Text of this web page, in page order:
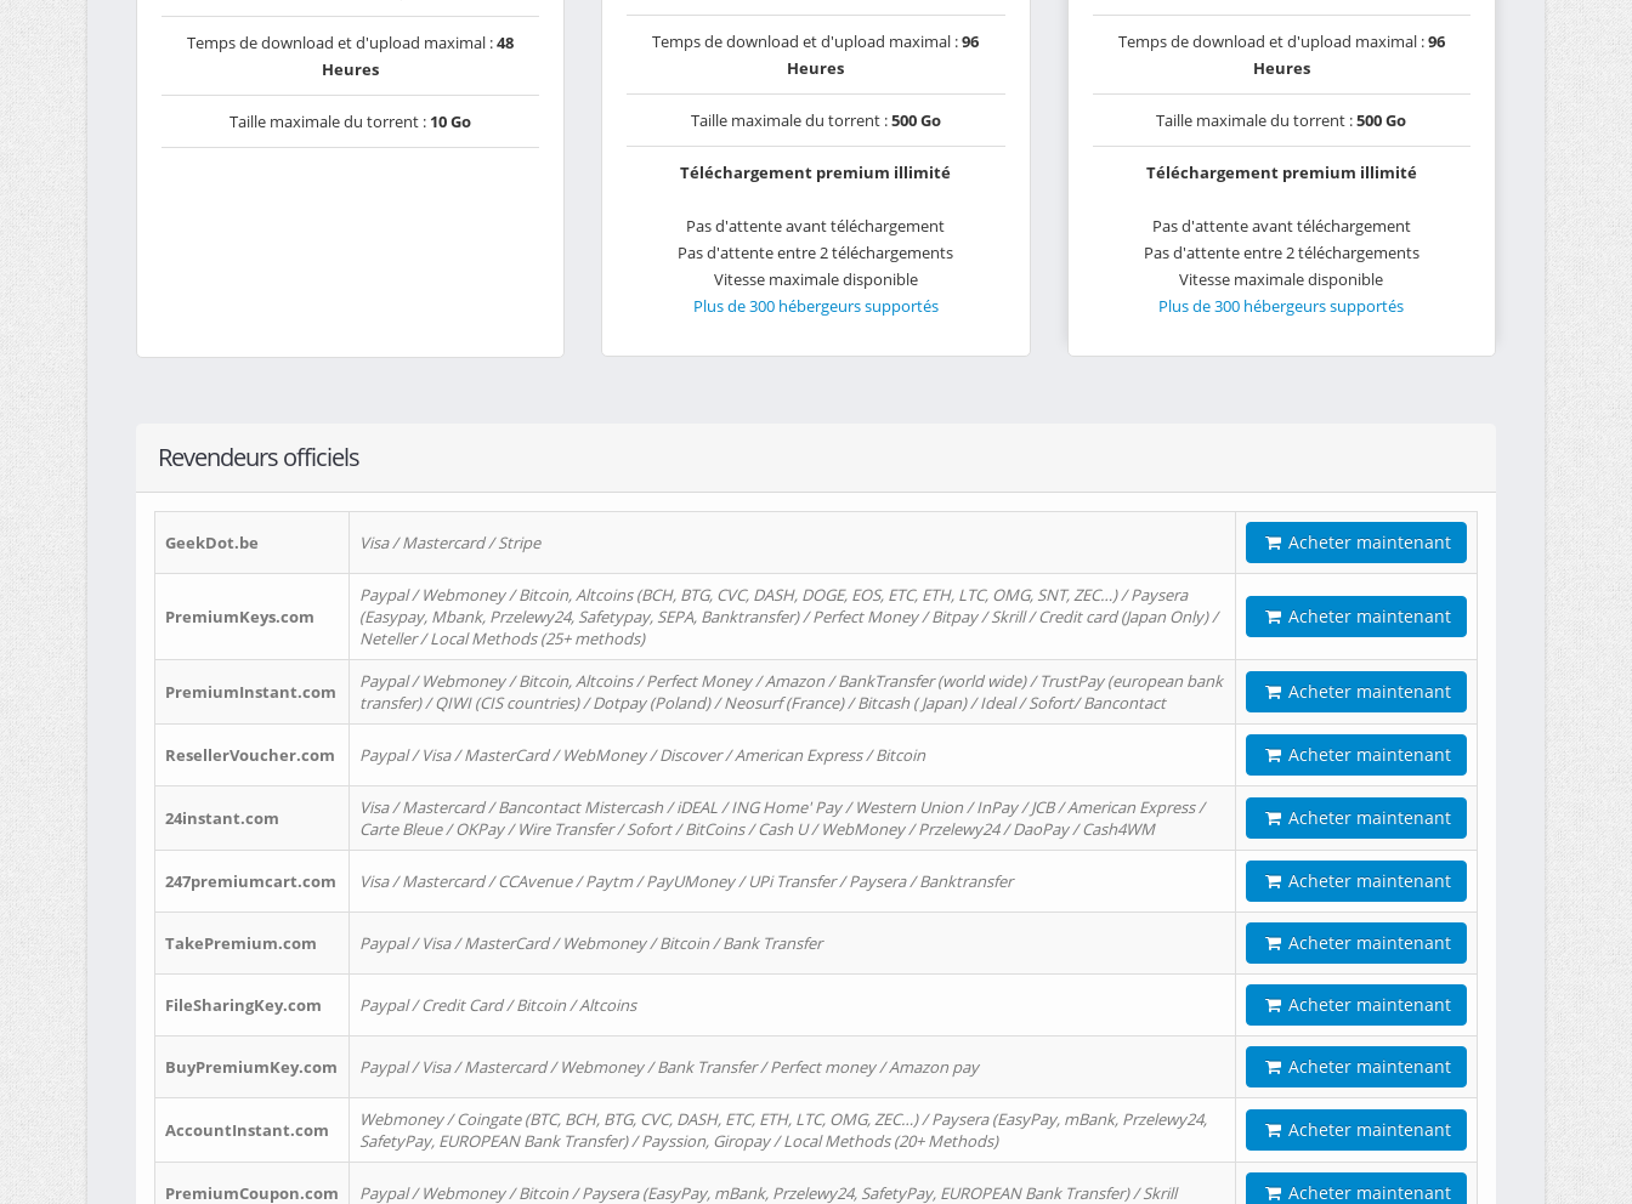
Temps de download et d'upload maximal :48
Heures
Taille maximale du torrent : 10 Go
Temps de download et d'upload maximal :96
Heures
Taille maximale du torrent :500 Go
Téléchargement premium illimité
Pas d'attente avant téléchargement
Pas d'attente entre 2 téléchargements
Vitesse maximale disponible
Plus de 300 hébergeurs supportés
Temps de download et d'upload maximal :96
Heures
Taille maximale du torrent :500 Go
Téléchargement premium illimité
Pas d'attente avant téléchargement
Pas d'attente entre 2 téléchargements
Vitesse maximale disponible
Plus de 300 hébergeurs supportés
Revendeurs officiels
GeekDot.be Visa / Mastercard / Stripe Acheter maintenant
PremiumKeys.com
Paypal / Webmoney / Bitcoin, Altcoins (BCH, BTG, CVC, DASH, DOGE, EOS, ETC, ETH, LTC, OMG, SNT, ZEC…) / Paysera
(Easypay, Mbank, Przelewy24, Safetypay, SEPA, Banktransfer) / Perfect Money / Bitpay / Skrill / Credit card (Japan Only) /
Neteller / Local Methods (25+ methods)
Acheter maintenant
PremiumInstant.com
Paypal / Webmoney / Bitcoin, Altcoins / Perfect Money / Amazon / BankTransfer (world wide) / TrustPay (european bank
transfer) / QIWI (CIS countries) / Dotpay (Poland) / Neosurf (France) / Bitcash ( Japan) / Ideal / Sofort/ Bancontact
Acheter maintenant
ResellerVoucher.com Paypal / Visa / MasterCard / WebMoney / Discover / American Express / Bitcoin Acheter maintenant
24instant.com
Visa / Mastercard / Bancontact Mistercash / iDEAL / ING Home' Pay / Western Union / InPay / JCB / American Express /
Carte Bleue / OKPay / Wire Transfer / Sofort / BitCoins / Cash U / WebMoney / Przelewy24 / DaoPay / Cash4WM
Acheter maintenant
247premiumcart.com Visa / Mastercard / CCAvenue / Paytm / PayUMoney / UPi Transfer / Paysera / Banktransfer Acheter maintenant
TakePremium.com Paypal / Visa / MasterCard / Webmoney / Bitcoin / Bank Transfer Acheter maintenant
FileSharingKey.com Paypal / Credit Card / Bitcoin / Altcoins Acheter maintenant
BuyPremiumKey.com Paypal / Visa / Mastercard / Webmoney / Bank Transfer / Perfect money / Amazon pay Acheter maintenant
AccountInstant.com
Webmoney / Coingate (BTC, BCH, BTG, CVC, DASH, ETC, ETH, LTC, OMG, ZEC…) / Paysera (EasyPay, mBank, Przelewy24,
SafetyPay, EUROPEAN Bank Transfer) / Payssion, Giropay / Local Methods (20+ Methods)
Acheter maintenant
PremiumCoupon.com Paypal / Webmoney / Bitcoin / Paysera (EasyPay, mBank, Przelewy24, SafetyPay, EUROPEAN Bank Transfer) / Skrill Acheter maintenant